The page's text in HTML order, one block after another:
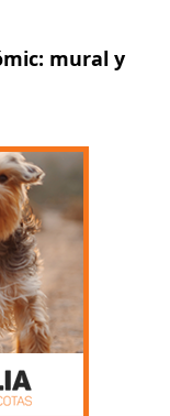
mural y